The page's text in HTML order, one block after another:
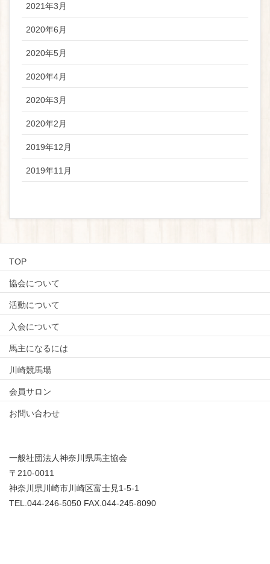
2021年3月
2020年6月
2020年5月
2020年4月
2020年3月
2020年2月
2019年12月
2019年11月
TOP
協会について
活動について
入会について
馬主になるには
川崎競馬場
会員サロン
お問い合わせ
一般社団法人神奈川県馬主協会
〒210-0011
神奈川県川崎市川崎区富士見1-5-1
TEL.044-246-5050 FAX.044-245-8090